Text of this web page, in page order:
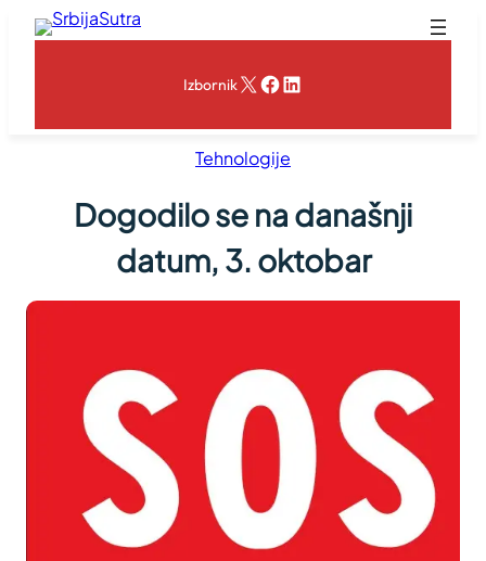
Skoči
IzbornikX Facebook
LinkedIn
Tehnologije
Dogodilo se na današnji
datum, 3. oktobar